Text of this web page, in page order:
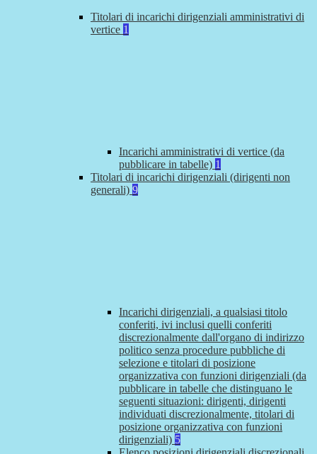
Titolari di incarichi dirigenziali amministrativi di
vertice 1
Incarichi amministrativi di vertice (da
pubblicare in tabelle) 1
Titolari di incarichi dirigenziali (dirigenti non
generali) 9
Incarichi dirigenziali, a qualsiasi titolo
conferiti, ivi inclusi quelli conferiti
discrezionalmente dall'organo di indirizzo
politico senza procedure pubbliche di
selezione e titolari di posizione
organizzativa con funzioni dirigenziali (da
pubblicare in tabelle che distinguano le
seguenti situazioni: dirigenti, dirigenti
individuati discrezionalmente, titolari di
posizione organizzativa con funzioni
dirigenziali) 5